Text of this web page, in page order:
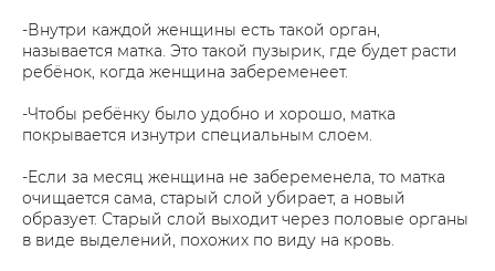
-Внутри каждой женщины есть такой орган,
называется матка. Это такой пузырик, где будет расти
ребёнок, когда женщина забеременеет.
-Чтобы ребёнку было удобно и хорошо, матка
покрывается изнутри специальным слоем.
-Если за месяц женщина не забеременела, то матка
очищается сама, старый слой убирает, а новый
образует. Старый слой выходит через половые органы
в виде выделений, похожих по виду на кровь.